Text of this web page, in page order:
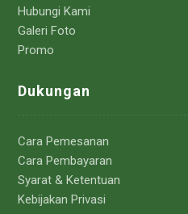
Hubungi Kami
Galeri Foto
Promo
Dukungan
Cara Pemesanan
Cara Pembayaran
Syarat & Ketentuan
Kebijakan Privasi